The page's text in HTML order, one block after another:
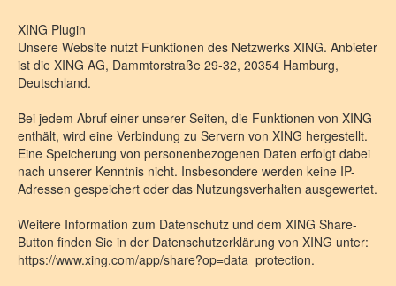
XING Plugin
Unsere Website nutzt Funktionen des Netzwerks XING. Anbieter
ist die XING AG, Dammtorstraße 29-32, 20354 Hamburg,
Deutschland.
Bei jedem Abruf einer unserer Seiten, die Funktionen von XING
enthält, wird eine Verbindung zu Servern von XING hergestellt.
Eine Speicherung von personenbezogenen Daten erfolgt dabei
nach unserer Kenntnis nicht. Insbesondere werden keine IP-
Adressen gespeichert oder das Nutzungsverhalten ausgewertet.
Weitere Information zum Datenschutz und dem XING Share-
Button finden Sie in der Datenschutzerklärung von XING unter:
https://www.xing.com/app/share?op=data_protection.